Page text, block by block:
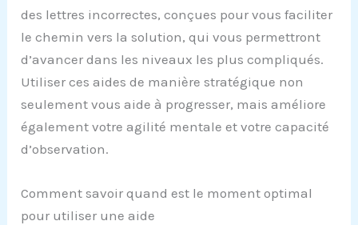
des lettres incorrectes, conçues pour vous faciliter
le chemin vers la solution, qui vous permettront
d’avancer dans les niveaux les plus compliqués.
Utiliser ces aides de manière stratégique non
seulement vous aide à progresser, mais améliore
également votre agilité mentale et votre capacité
d’observation.
Comment savoir quand est le moment optimal
pour utiliser une aide